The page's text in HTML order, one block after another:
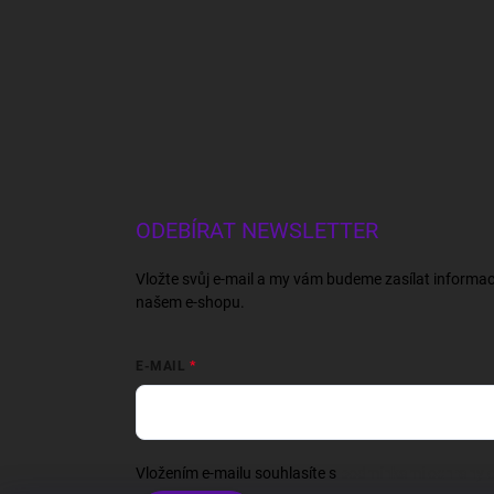
ODEBÍRAT NEWSLETTER
Vložte svůj e-mail a my vám budeme zasílat
našem e-shopu.
E-MAIL
Vložením e-mailu souhlasíte s